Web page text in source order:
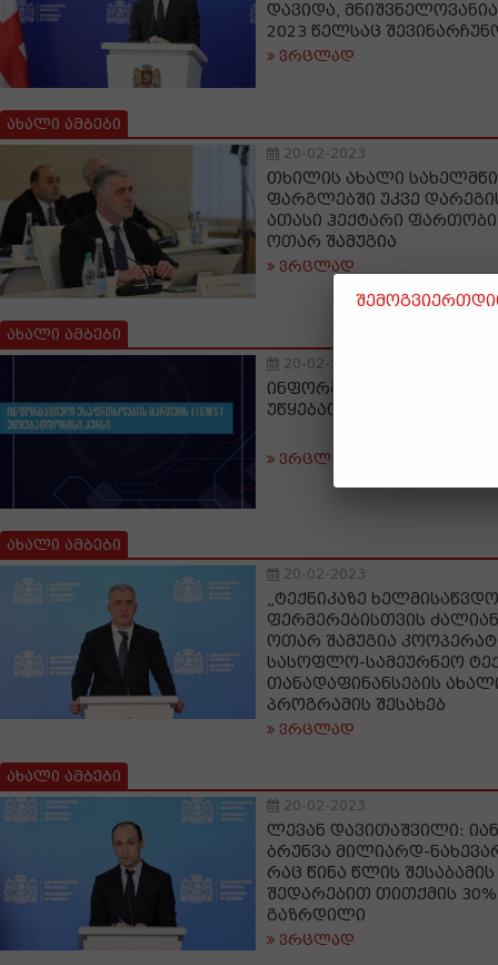
დავიდა,
2023 წელსაც
ვრცლად
ახალი ამბები
20-02-2023
თხილის ახალი
ფარგლებში უკვე
ათასი ჰექტარი
ოთარ შამუგია
ვრცლად
ახალი ამბები
20-02-2023
ინფორმაციული
უწყებათშორისი კურსი
ვრცლად
ახალი ამბები
20-02-2023
„ტექნიკაზე
ფერმერებისთვის
ოთარ შამუგია
სასოფლო-სამეურნეო
თანადაფინანსების
პროგრამის შესახებ
ვრცლად
ახალი ამბები
20-02-2023
ლევან დავითაშვილი:
ბრუნვა მილიარდ-
რაც წინა წლის
შედარებით თითქმის
გაზრდილი
ვრცლად